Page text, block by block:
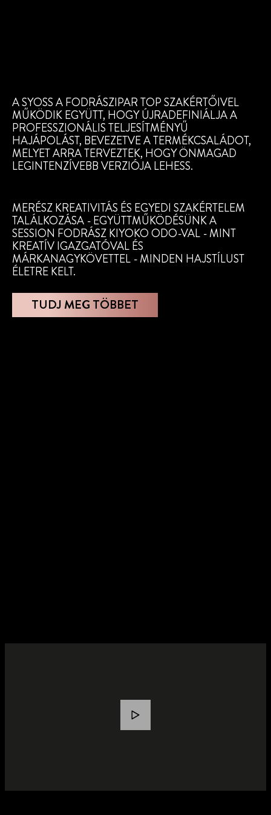
A SYOSS A FODRÁSZIPAR TOP SZAKÉRTŐIVEL
MŰKÖDIK EGYÜTT, HOGY ÚJRADEFINIÁLJA A
PROFESSZIONÁLIS TELJESÍTMÉNYŰ
HAJÁPOLÁST, BEVEZETVE A TERMÉKCSALÁDOT,
MELYET ARRA TERVEZTEK, HOGY ÖNMAGAD
LEGINTENZÍVEBB VERZIÓJA LEHESS.
MERÉSZ KREATIVITÁS ÉS EGYEDI SZAKÉRTELEM
TALÁLKOZÁSA - EGYÜTTMŰKÖDÉSÜNK A
SESSION FODRÁSZ KIYOKO ODO-VAL - MINT
KREATÍV IGAZGATÓVAL ÉS
MÁRKANAGYKÖVETTEL - MINDEN HAJSTÍLUST
ÉLETRE KELT.
TUDJ MEG TÖBBET